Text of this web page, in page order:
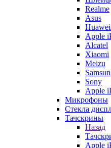
Realme
Asus
Apple
Alcatel
Xiaomi
Meizu
Sony
Apple
Микрофоны
Стекла
Тачскрины
Назад
Apple